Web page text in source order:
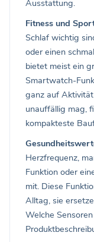
Ausstattung.
Fitness und
Schlaf wichtig
oder einen
bietet meist ein
Smartwatch-
ganz auf
unauffällig mag,
kompakteste
Herzfrequenz,
Funktion oder
mit. Diese
Alltag, sie
Welche